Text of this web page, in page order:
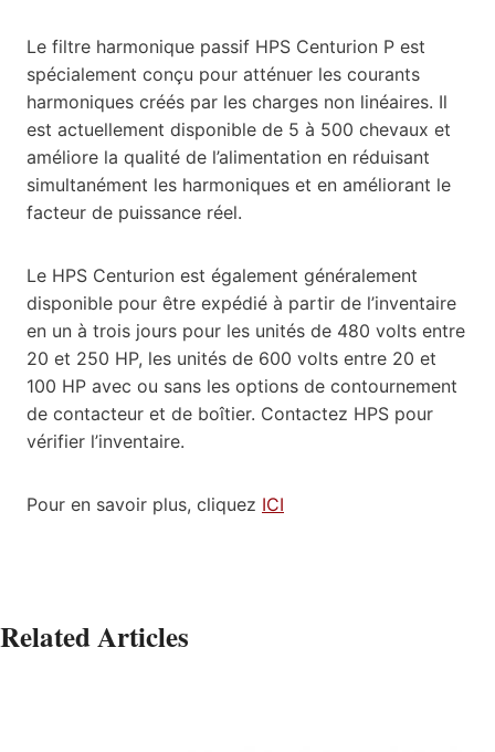
Le filtre harmonique passif HPS Centurion P est
spécialement conçu pour atténuer les courants
harmoniques créés par les charges non linéaires. Il
est actuellement disponible de 5 à 500 chevaux et
améliore la qualité de l’alimentation en réduisant
simultanément les harmoniques et en améliorant le
facteur de puissance réel.
Le HPS Centurion est également généralement
disponible pour être expédié à partir de l’inventaire
en un à trois jours pour les unités de 480 volts entre
20 et 250 HP, les unités de 600 volts entre 20 et
100 HP avec ou sans les options de contournement
de contacteur et de boîtier. Contactez HPS pour
vérifier l’inventaire.
Pour en savoir plus, cliquez ICI
Related Articles